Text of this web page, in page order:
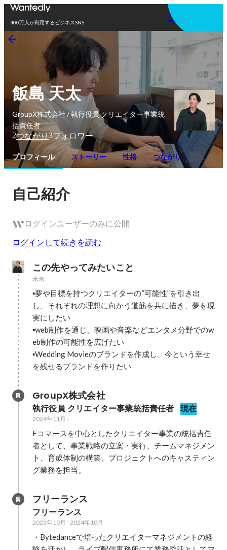
400万人が利用するビジネスSNS
アプリを使う
飯島 天太
GroupX株式会社 / 執行役員 クリエイター事業統
括責任者
2つながり3フォロワー
プロフィール ストーリー 性格 つながり
自己紹介
ログインユーザーのみに公開
ログインして続きを読む
この先やってみたいこと
未来
▪️夢や目標を持つクリエイターの“可能性”を引き出
し、それぞれの理想に向かう道筋を共に描き、夢を現
実にしたい
▪️web制作を通じ、映画や音楽などエンタメ分野でのw
eb制作の可能性を広げたい
▪️Wedding Movieのブランドを作成し、今という幸せ
を残せるブランドを作りたい
GroupX株式会社
執行役員 クリエイター事業統括責任者 現在
2024年11月 -
Eコマースを中心としたクリエイター事業の統括責任
者として、事業戦略の立案・実行、チームマネジメン
ト、育成体制の構築、プロジェクトへのキャスティン
グ業務を担当。
フリーランス
フリーランス
2023年10月 -2024年10月
・Bytedanceで培ったクリエイターマネジメントの経